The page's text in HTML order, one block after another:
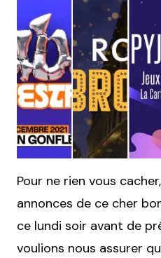
Pour ne rien vous
annonces de ce cher
ce lundi soir avant de
voulions nous assurer